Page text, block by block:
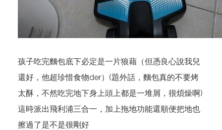
孩子吃完麵包底下必定是一片狼藉（但憑良心說我兒
還好，他超珍惜食物der）(題外話，麵包真的不要烤
太酥，不然吃完地下身上頭上都是一堆屑，很煩燥啊)
這時派出飛利浦三合一，加上拖地功能還順便把地也
擦過了是不是很剛好